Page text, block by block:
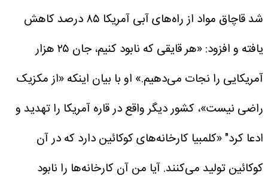
شد قاچاق مواد از راه‌های آبی آمریکا ۸۵ درصد کاهش
یافته و افزود: «هر قایقی که نابود کنیم، جان ۲۵ هزار
آمریکایی را نجات می‌دهیم.» او با بیان اینکه «از مکزیک
راضی نیست»، کشور دیگر واقع در قاره آمریکا را تهدید و
ادعا کرد" «کلمبیا کارخانه‌های کوکائین دارد که در آن
کوکائین تولید می‌کنند. آیا من آن کارخانه‌ها را نابود